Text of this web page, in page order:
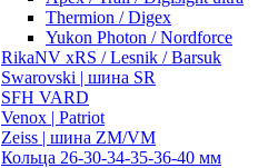
Thermion / Digex
Yukon Photon / Nordforce
RikaNV xRS / Lesnik / Barsuk
Swarovski | шина SR
SFH VARD
Venox | Patriot
Zeiss | шина ZM/VM
Кольца 26-30-34-35-36-40 мм